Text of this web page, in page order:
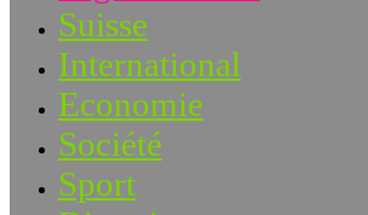
Suisse
International
Economie
Société
Sport